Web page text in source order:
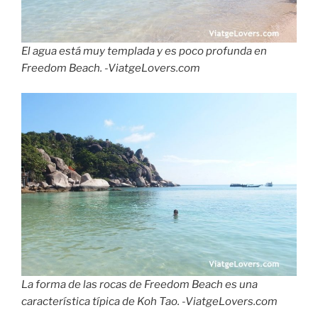
El agua está muy templada y es poco profunda en
Freedom Beach. -ViatgeLovers.com
La forma de las rocas de Freedom Beach es una
característica típica de Koh Tao. -ViatgeLovers.com